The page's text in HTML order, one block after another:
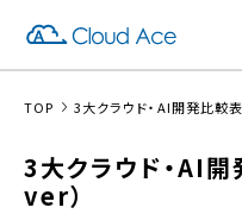
TOP 3大クラウド・AI開発比較
3大クラウド・AI
ver）